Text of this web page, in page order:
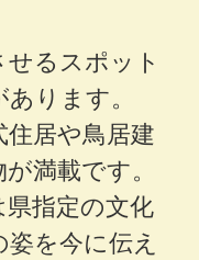
るスポット
ります。
居や鳥居建
満載です。
指定の文化
を今に伝え